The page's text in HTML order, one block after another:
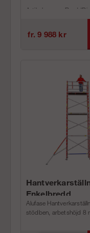
14010-set2,00 m0,74
fr. 9 988 kr
Enkelbredd
Alufase
stödben, arbetshöjd 8